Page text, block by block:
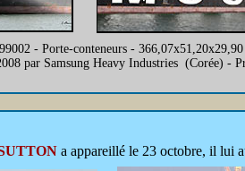
- Porte-conteneurs -
par Samsung Heavy Industries (Corée) -
a appareillé le 23 octobre, il lui